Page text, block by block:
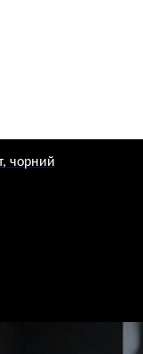
чорний